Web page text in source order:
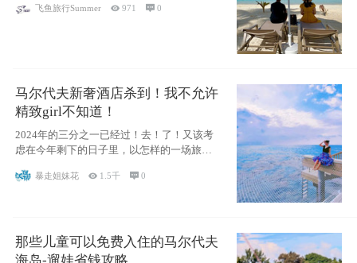
飞鱼旅行Summer 971 0
马尔代夫新奢酒店杀到！我不允许
精致girl不知道！
2024年的三分之一已经过！去！了！又该考
虑在今年剩下的日子里，以怎样的一场旅行
暴走姐妹花  1.5千 0
那些儿童可以免费入住的马尔代夫